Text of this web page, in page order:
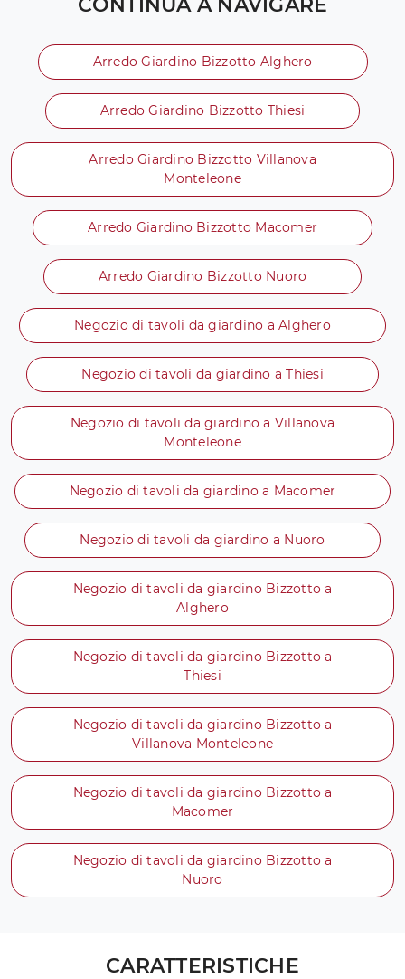
Arredo Giardino Bizzotto Alghero
Arredo Giardino Bizzotto Thiesi
Arredo Giardino Bizzotto Villanova
Monteleone
Arredo Giardino Bizzotto Macomer
Arredo Giardino Bizzotto Nuoro
Negozio di tavoli da giardino a Alghero
Negozio di tavoli da giardino a Thiesi
Negozio di tavoli da giardino a Villanova
Monteleone
Negozio di tavoli da giardino a Macomer
Negozio di tavoli da giardino a Nuoro
Negozio di tavoli da giardino Bizzotto a
Alghero
Negozio di tavoli da giardino Bizzotto a
Thiesi
Negozio di tavoli da giardino Bizzotto a
Villanova Monteleone
Negozio di tavoli da giardino Bizzotto a
Macomer
Negozio di tavoli da giardino Bizzotto a
Nuoro
CARATTERISTICHE